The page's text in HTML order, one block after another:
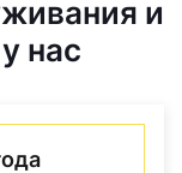
и
нас